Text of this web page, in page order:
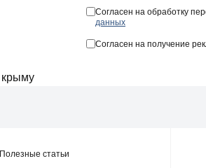
Согласен на обработку
данных
Согласен на получение
Полезные статьи